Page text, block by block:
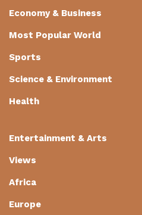
Economy & Business
Most Popular World
Sports
Science & Environment
Health
Entertainment & Arts
Views
Africa
Europe